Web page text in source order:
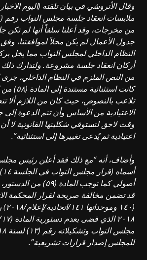
وقال الأتروشي في بيان تلقته (اليوم
من مخرجات، وقد أعلنا سلفاً أنها لم تكن
النظام الداخلي لمجلس النواب مما يخل
أركان انعقاد جلسة مشروعة. ولتدارك
من النص الملزم في النظام الداخلي، جرى
كانت
تلاعب بالنصوص، حيث كان من اللازم ألا
الاعتيادية من الأساس وأن تتم الدعوة إلى
وقت لاحق لتستوفي شكليتها القانونية لا
اعتيادية ثم يُدعى تغييرها إلى استثنائية”.
وأضاف، أنه “مع ذلك فقد أعلن رئيس
أصولي كما توجب المادة
قد تضمن مخالفة صريحة لقرار المحكمة
للمجلس إصدار قرارات تشريعية”.